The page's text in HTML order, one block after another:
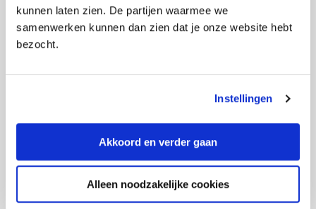
kunnen laten zien. De partijen waarmee we
samenwerken kunnen dan zien dat je onze website hebt
bezocht.
Instellingen
Akkoord en verder gaan
Alleen noodzakelijke cookies
samenstellen. Geef in onze vergelijker je
voorkeuren aan en bekijk wat voor jou de
Ontdek wat jíj kunt besparen!
Deel dit bericht met je vrienden: